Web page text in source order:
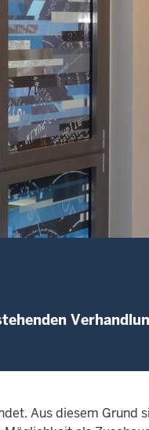
Aus diesem Grund